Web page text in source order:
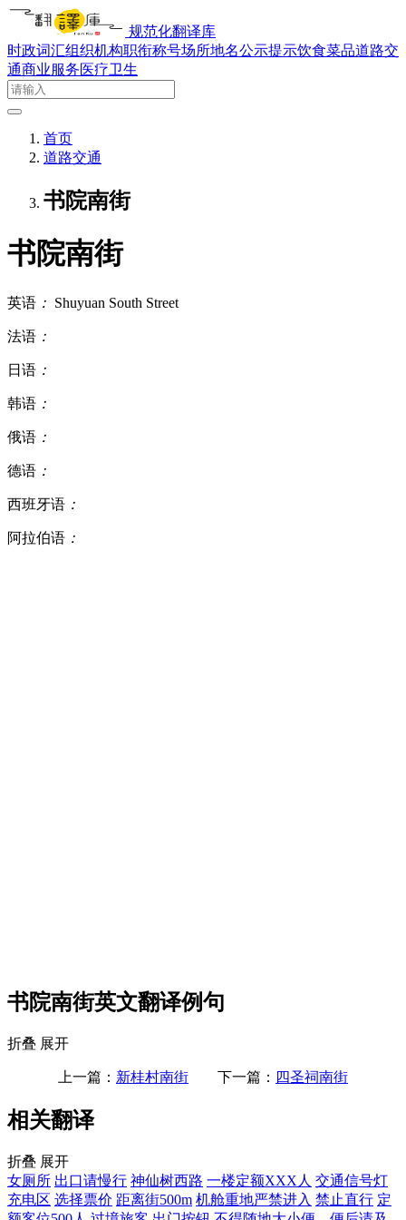
规范化翻译库
时政词汇组织机构职衔称号场所地名公示提示饮食菜品道路交
通商业服务医疗卫生
首页
道路交通
书院南街
书院南街
英语 ： Shuyuan South Street
法语 ：
日语 ：
韩语 ：
俄语 ：
德语 ：
西班牙语 ：
阿拉伯语 ：
书院南街英文翻译例句
折叠 展开
上一篇： 新桂村南街 下一篇： 四圣祠南街
相关翻译
折叠 展开
女厕所 出口请慢行 神仙树西路 一楼定额XXX人 交通信号灯
充电区 选择票价 距离街500m 机舱重地严禁进入 禁止直行 定